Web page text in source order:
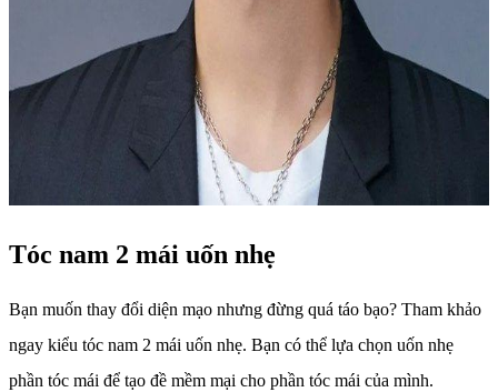
Tóc nam 2 mái uốn nhẹ
Bạn muốn thay đổi diện mạo nhưng đừng quá táo bạo? Tham khảo
ngay kiểu tóc nam 2 mái uốn nhẹ. Bạn có thể lựa chọn uốn nhẹ
phần tóc mái để tạo đề mềm mại cho phần tóc mái của mình.